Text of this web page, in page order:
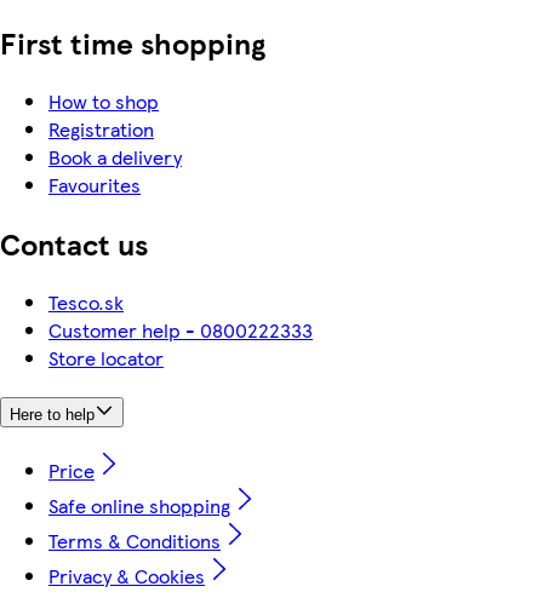
First time shopping
How to shop
Registration
Book a delivery
Favourites
Contact us
Tesco.sk
Customer help - 0800222333
Store locator
Here to help
Price
Safe online shopping
Terms & Conditions
Privacy & Cookies